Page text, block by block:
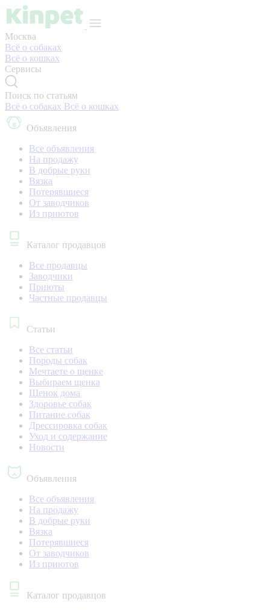
Москва
Всё о собаках
Всё о кошках
Сервисы
Поиск по статьям
Всё о собаках Всё о кошках
Объявления
Все объявления
На продажу
В добрые руки
Вязка
Потерявшиеся
От заводчиков
Из приютов
Каталог продавцов
Все продавцы
Заводчики
Приюты
Частные продавцы
Статьи
Все статьи
Породы собак
Мечтаете о щенке
Выбираем щенка
Щенок дома
Здоровье собак
Питание собак
Дрессировка собак
Уход и содержание
Новости
Объявления
Все объявления
На продажу
В добрые руки
Вязка
Потерявшиеся
От заводчиков
Из приютов
Каталог продавцов